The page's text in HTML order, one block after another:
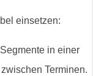
einsetzen:
in einer
Terminen.